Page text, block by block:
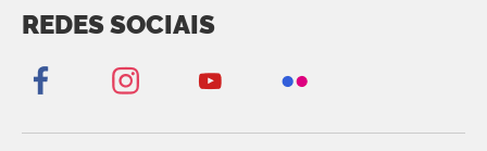
REDES SOCIAIS